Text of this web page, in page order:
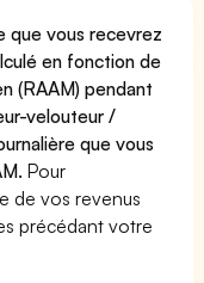
que vous recevrez
en fonction de
(RAAM) pendant
velouteur /
que vous
Pour
de vos revenus
précédant votre